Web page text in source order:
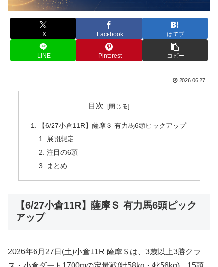
X Facebook はてブ
LINE Pinterest コピー
2026.06.27
目次
【6/27小倉11R】薩摩Ｓ 有力馬6頭ピックアップ
展開想定
注目の6頭
まとめ
【6/27小倉11R】薩摩Ｓ 有力馬6頭ピック
アップ
2026年6月27日(土)小倉11R 薩摩Ｓは、3歳以上3勝クラ